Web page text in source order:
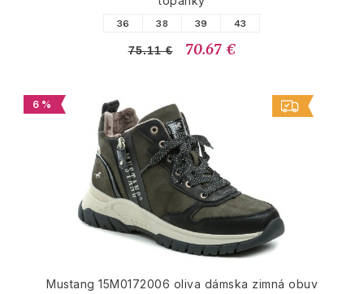
36 38 39 43
75.11 € 70.67 €
6 %
Mustang 15M0172006 oliva dámska zimná obuv